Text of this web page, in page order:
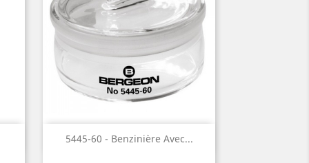
5445-60 - Benzinière Avec...
Aperçu rapide